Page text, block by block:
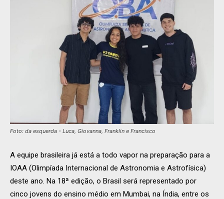
Foto: da esquerda - Luca, Giovanna, Franklin e Francisco
A equipe brasileira já está a todo vapor na preparação para a
IOAA (Olimpíada Internacional de Astronomia e Astrofísica)
deste ano. Na 18ª edição, o Brasil será representado por
cinco jovens do ensino médio em Mumbai, na Índia, entre os